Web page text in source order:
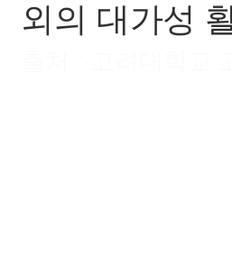
외의 대가성